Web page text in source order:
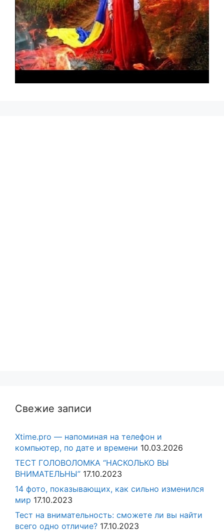
Свежие записи
Xtime.pro — напоминая на телефон и
компьютер, по дате и времени 10.03.2026
ТЕСТ ГОЛОВОЛОМКА “НАСКОЛЬКО ВЫ
ВНИМАТЕЛЬНЫ” 17.10.2023
14 фото, показывающих, как сильно изменился
мир 17.10.2023
Тест на внимательность: сможете ли вы найти
всего одно отличие? 17.10.2023